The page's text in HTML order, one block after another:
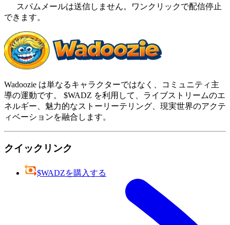
スパムメールは送信しません。ワンクリックで配信停止
できます。
Wadoozie は単なるキャラクターではなく、コミュニティ主
導の運動です。 $WADZ を利用して、ライブストリームのエ
ネルギー、魅力的なストーリーテリング、現実世界のアクテ
ィベーションを融合します。
クイックリンク
$WADZを購入する